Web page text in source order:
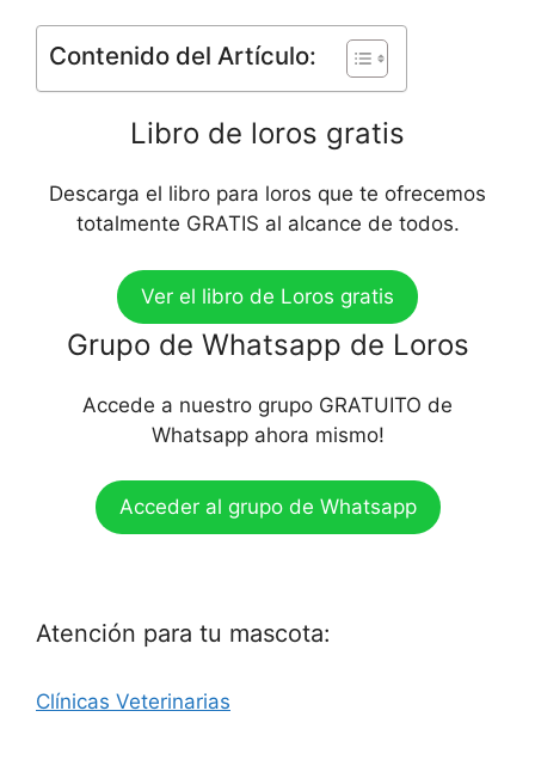
Contenido del Artículo:
Libro de loros gratis
Descarga el libro para loros que te ofrecemos
totalmente GRATIS al alcance de todos.
Ver el libro de Loros gratis
Grupo de Whatsapp de Loros
Accede a nuestro grupo GRATUITO de
Whatsapp ahora mismo!
Acceder al grupo de Whatsapp
Atención para tu mascota:
Clínicas Veterinarias